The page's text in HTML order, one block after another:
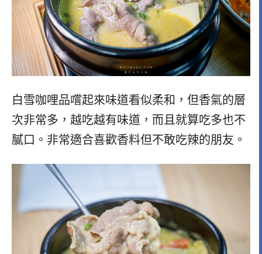
白雪咖哩品嚐起來味道看似柔和，但香氣的層
次非常多，越吃越有味道，而且就算吃多也不
膩口。非常適合喜歡香料但不敢吃辣的朋友。